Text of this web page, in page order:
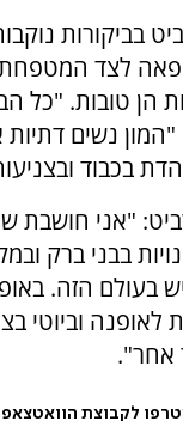
בביקורות
לצד
הן טובות. "כל
נשים דתיות
בכבוד
"אני חושבת
בבני ברק
בעולם הזה.
לאופנה וביוטי
אחר".
לקבוצת הוואטצאפ